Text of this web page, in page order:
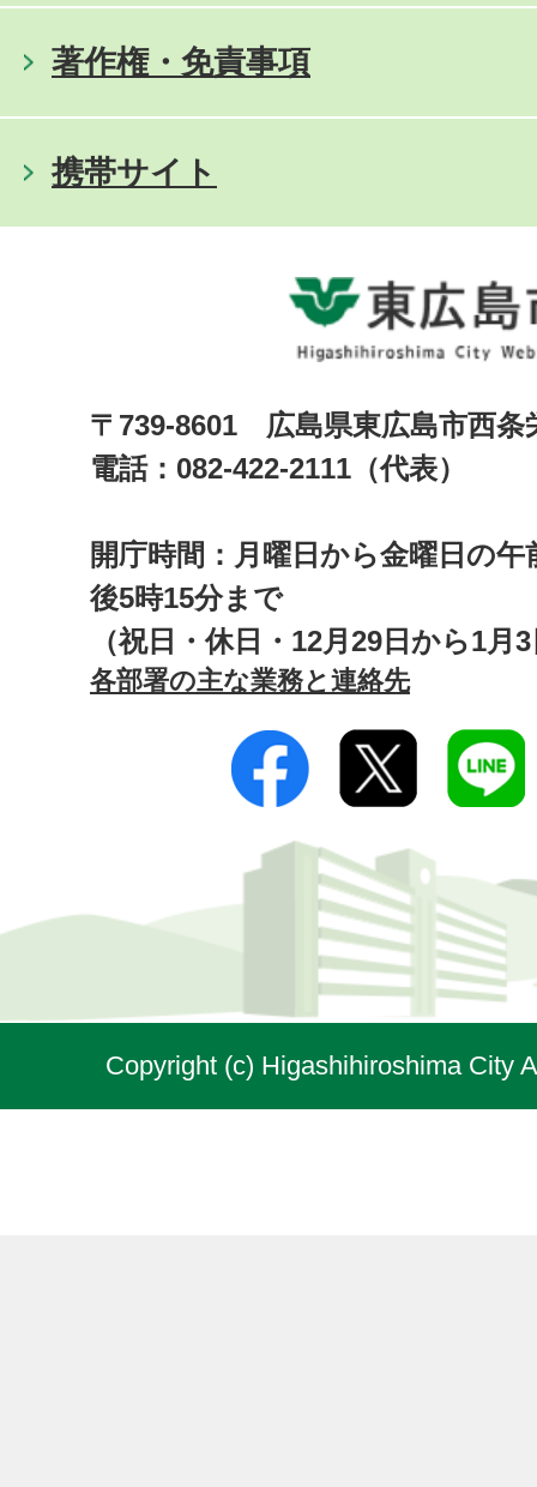
著作権・免責事項
携帯サイト
〒739-8601 広島県東広島市西
電話：082-422-2111（代表）
開庁時間：月曜日から金曜日の午
後5時15分まで
（祝日・休日・12月29日から1月
各部署の主な業務と連絡先
Copyright (c) Higashihiroshima City